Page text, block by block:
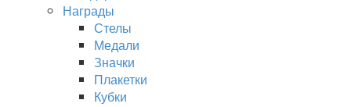
Награды
Стелы
Медали
Значки
Плакетки
Кубки